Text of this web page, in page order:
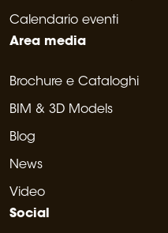
Calendario eventi
Area media
Brochure e Cataloghi
BIM & 3D Models
Blog
News
Video
Social